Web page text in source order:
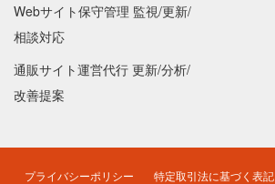
Webサイト保守管理 監視/更新/
相談対応
通販サイト運営代行 更新/分析/
改善提案
プライバシーポリシー
特定取引法に基づく表記